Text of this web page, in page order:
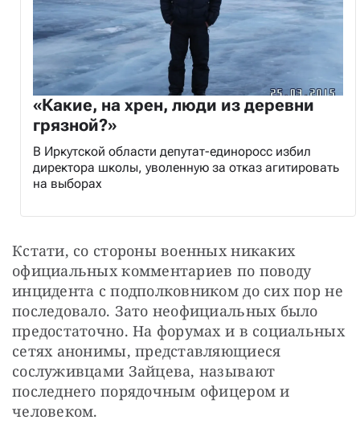
«Какие, на хрен, люди из деревни
грязной?»
В Иркутской области депутат-единоросс избил
директора школы, уволенную за отказ агитировать
на выборах
Кстати, со стороны военных никаких
официальных комментариев по поводу
инцидента с подполковником до сих пор не
последовало. Зато неофициальных было
предостаточно. На форумах и в социальных
сетях анонимы, представляющиеся
сослуживцами Зайцева, называют
последнего порядочным офицером и
человеком.